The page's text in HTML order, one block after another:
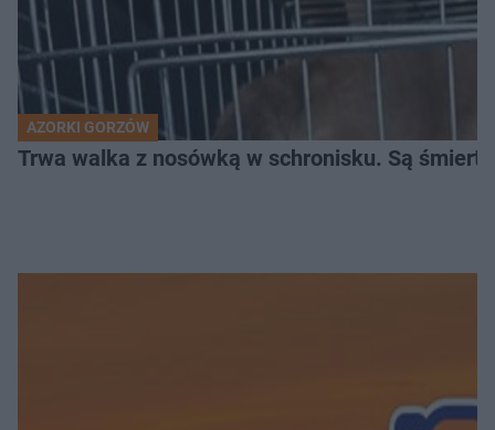
AZORKI GORZÓW
Trwa walka z nosówką w schronisku. Są